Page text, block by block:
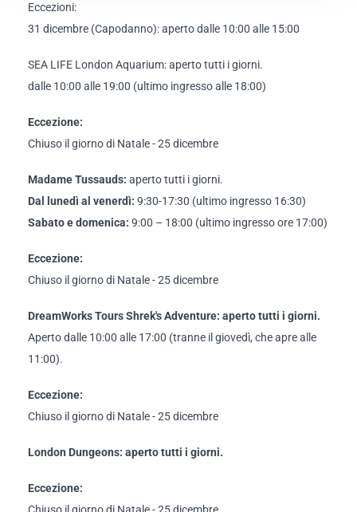
Eccezioni:
31 dicembre (Capodanno): aperto dalle 10:00 alle 15:00
SEA LIFE London Aquarium: aperto tutti i giorni.
dalle 10:00 alle 19:00 (ultimo ingresso alle 18:00)
Eccezione:
Chiuso il giorno di Natale - 25 dicembre
Madame Tussauds: aperto tutti i giorni.
Dal lunedì al venerdì: 9:30-17:30 (ultimo ingresso 16:30)
Sabato e domenica: 9:00 – 18:00 (ultimo ingresso ore 17:00)
Eccezione:
Chiuso il giorno di Natale - 25 dicembre
DreamWorks Tours Shrek's Adventure: aperto tutti i giorni.
Aperto dalle 10:00 alle 17:00 (tranne il giovedì, che apre alle
11:00).
Eccezione:
Chiuso il giorno di Natale - 25 dicembre
London Dungeons: aperto tutti i giorni.
Eccezione: